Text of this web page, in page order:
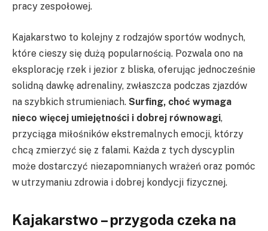
pracy zespołowej.
Kajakarstwo to kolejny z rodzajów sportów wodnych,
które cieszy się dużą popularnością. Pozwala ono na
eksplorację rzek i jezior z bliska, oferując jednocześnie
solidną dawkę adrenaliny, zwłaszcza podczas zjazdów
na szybkich strumieniach. Surfing, choć wymaga
nieco więcej umiejętności i dobrej równowagi,
przyciąga miłośników ekstremalnych emocji, którzy
chcą zmierzyć się z falami. Każda z tych dyscyplin
może dostarczyć niezapomnianych wrażeń oraz pomóc
w utrzymaniu zdrowia i dobrej kondycji fizycznej.
Kajakarstwo – przygoda czeka na